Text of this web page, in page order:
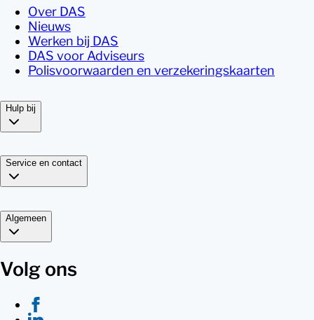
Over DAS
Nieuws
Werken bij DAS
DAS voor Adviseurs
Polisvoorwaarden en verzekeringskaarten
Hulp bij
Service en contact
Algemeen
Volg ons